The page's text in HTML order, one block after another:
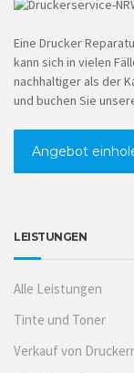
Eine Drucker
kann sich in vielen
nachhaltiger als der
und buchen Sie
Angebot
LEISTUNGEN
Alle Leistungen
Tinte und Toner
Verkauf von